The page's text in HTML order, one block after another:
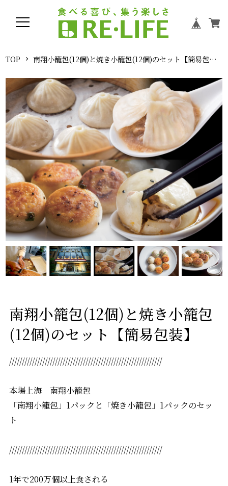
TOP 南翔小籠包(12個)と焼き小籠包(12個)のセット【簡易包装】
南翔小籠包(12個)と焼き小籠包
(12個)のセット【簡易包装】
////////////////////////////////////////////////////////////
本場上海 南翔小籠包
「南翔小籠包」1パックと「焼き小籠包」1パックのセッ
ト
////////////////////////////////////////////////////////////
1年で200万個以上食される